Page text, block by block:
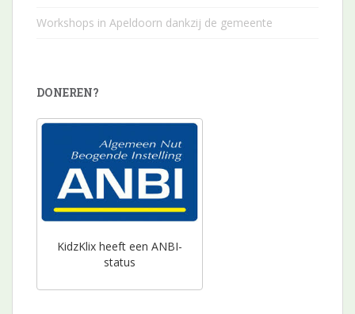
Workshops in Apeldoorn dankzij de gemeente
DONEREN?
KidzKlix heeft een ANBI-
status